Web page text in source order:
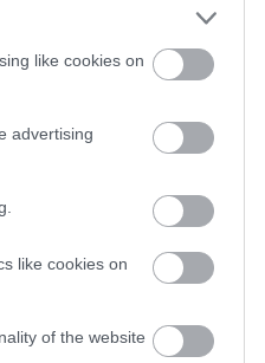
like cookies on
advertising
like cookies on
of the website
el
en la